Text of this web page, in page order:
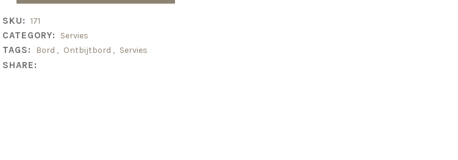
SKU: 171
CATEGORY: Servies
TAGS: Bord , Ontbijtbord , Servies
SHARE: